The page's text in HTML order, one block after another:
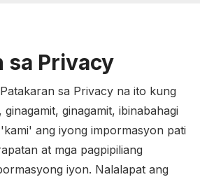
sa Privacy
sa Privacy na ito kung
ginagamit, ibinabahagi
ang iyong impormasyon pati
at mga pagpipiliang
iyon. Nalalapat ang